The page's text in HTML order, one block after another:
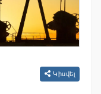
Կիսվել